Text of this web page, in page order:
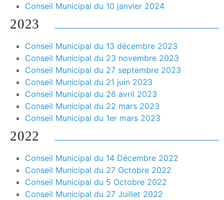
Conseil Municipal du 10 janvier 2024
2023
Conseil Municipal du 13 décembre 2023
Conseil Municipal du 23 novembre 2023
Conseil Municipal du 27 septembre 2023
Conseil Municipal du 21 juin 2023
Conseil Municipal du 26 avril 2023
Conseil Municipal du 22 mars 2023
Conseil Municipal du 1er mars 2023
2022
Conseil Municipal du 14 Décembre 2022
Conseil Municipal du 27 Octobre 2022
Conseil Municipal du 5 Octobre 2022
Conseil Municipal du 27 Juillet 2022